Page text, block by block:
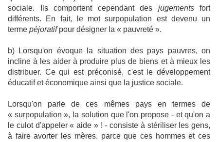
sociale. Ils comportent cependant des jugementsfort
différents. En fait, le mot surpopulation est devenu un
terme péjoratifpour désigner la « pauvreté ».
b) Lorsqu'on évoque la situation des pays pauvres, on
incline à les aider à produire plus de biens et à mieux les
distribuer. Ce qui est préconisé, c'est le développement
éducatif et économique ainsi que la justice sociale.
Lorsqu'on parle de ces mêmes pays en termes de
« surpopulation », la solution que l'on propose - et qu'on a
le culot d'appeler « aide » ! - consiste à stériliser les gens,
à faire avorter les mères, parce que ces hommes et ces